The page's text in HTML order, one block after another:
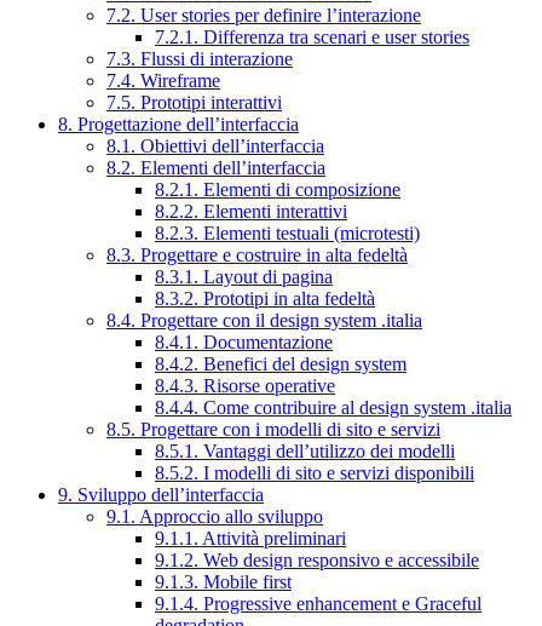
7.2. User stories per definire l’interazione
7.2.1. Differenza tra scenari e user stories
7.3. Flussi di interazione
7.4. Wireframe
7.5. Prototipi interattivi
8. Progettazione dell’interfaccia
8.1. Obiettivi dell’interfaccia
8.2. Elementi dell’interfaccia
8.2.1. Elementi di composizione
8.2.2. Elementi interattivi
8.2.3. Elementi testuali (microtesti)
8.3. Progettare e costruire in alta fedeltà
8.3.1. Layout di pagina
8.3.2. Prototipi in alta fedeltà
8.4. Progettare con il design system .italia
8.4.1. Documentazione
8.4.2. Benefici del design system
8.4.3. Risorse operative
8.4.4. Come contribuire al design system .italia
8.5. Progettare con i modelli di sito e servizi
8.5.1. Vantaggi dell’utilizzo dei modelli
8.5.2. I modelli di sito e servizi disponibili
9. Sviluppo dell’interfaccia
9.1. Approccio allo sviluppo
9.1.1. Attività preliminari
9.1.2. Web design responsivo e accessibile
9.1.3. Mobile first
9.1.4. Progressive enhancement e Graceful